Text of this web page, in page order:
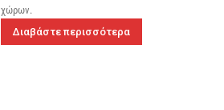
χώρων.
Διαβάστε περισσότερα